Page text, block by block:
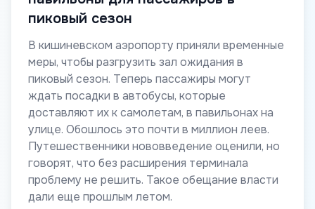
пиковый сезон
В кишиневском аэропорту приняли временные
меры, чтобы разгрузить зал ожидания в
пиковый сезон. Теперь пассажиры могут
ждать посадки в автобусы, которые
доставляют их к самолетам, в павильонах на
улице. Обошлось это почти в миллион леев.
Путешественники нововведение оценили, но
говорят, что без расширения терминала
проблему не решить. Такое обещание власти
дали еще прошлым летом.